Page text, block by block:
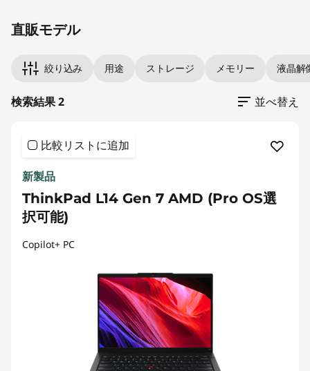
直販モデル
絞り込み 用途 ストレージ メモリー 液晶解
検索結果 2 並べ替え
比較リストに追加
新製品
ThinkPad L14 Gen 7 AMD (Pro OS選
択可能)
Copilot+ PC